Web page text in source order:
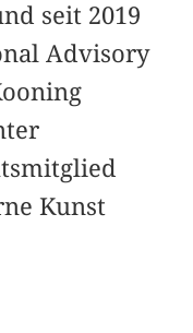
seit 2019
Advisory
Kunst